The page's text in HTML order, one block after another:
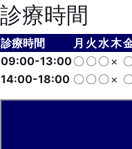
診療時間
診療時間 月 火 水木
09:00-13:00〇 〇 〇 ×
14:00-18:00 〇 〇 〇 ×